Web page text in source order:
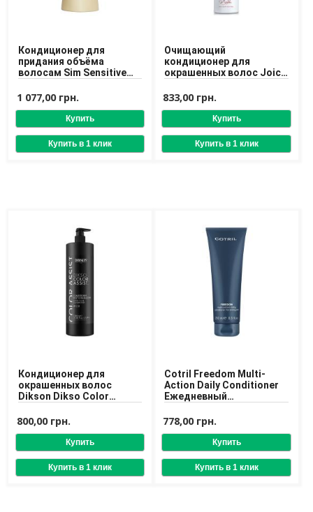
Кондиционер для
придания объёма
волосам Sim Sensitive
Conditioner
1 077,00 грн.
Очищающий
кондиционер для
окрашенных волос Joico
Cleansing Conditioner
245 ml
833,00 грн.
Кондиционер для
окрашенных волос
Dikson Dikso Color
ml
800,00 грн.
Cotril Freedom Multi-
Action Daily Conditioner
Ежедневный
типов волос
778,00 грн.